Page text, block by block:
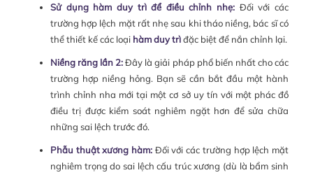
Sử dụng hàm duy trì để điều chỉnh nhẹ: Đối với các
trường hợp lệch mặt rất nhẹ sau khi tháo niềng, bác sĩ có
thể thiết kế các loại hàm duy trìđặc biệt để nắn chỉnh lại.
Niềng răng lần 2:Đây là giải pháp phổ biến nhất cho các
trường hợp niềng hỏng. Bạn sẽ cần bắt đầu một hành
trình chỉnh nha mới tại một cơ sở uy tín với một phác đồ
điều trị được kiểm soát nghiêm ngặt hơn để sửa chữa
những sai lệch trước đó.
Phẫu thuật xương hàm: Đối với các trường hợp lệch mặt
nghiêm trọng do sai lệch cấu trúc xương (dù là bẩm sinh